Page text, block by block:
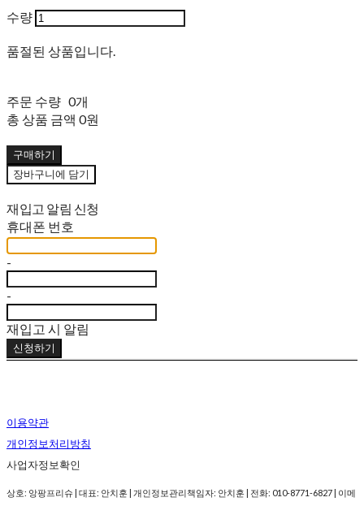
수량
품절된 상품입니다.
주문 수량 0개
총 상품 금액 0원
구매하기
장바구니에 담기
재입고 알림 신청
휴대폰 번호
-
-
재입고 시 알림
신청하기
이용약관
개인정보처리방침
사업자정보확인
상호: 앙팡프리슈 | 대표: 안치훈 | 개인정보관리책임자: 안치훈 | 전화: 010-8771-6827 | 이메